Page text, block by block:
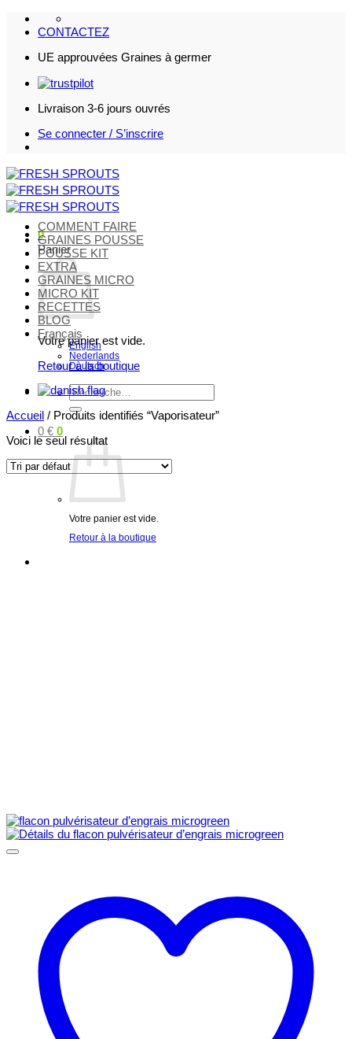
Passer
CONTACTEZ
UE approuvées Graines à germer
Livraison 3-6 jours ouvrés
Se connecter / S’inscrire
0
Panier
Votre panier est vide.
Retour à la boutique
Recherche
pour :
0 € 0
Votre panier est vide.
Retour à la boutique
COMMENT FAIRE
GRAINES POUSSE
POUSSE KIT
EXTRA
GRAINES MICRO
MICRO KIT
RECETTES
BLOG
Français
English
Nederlands
Deutsch
Accueil / Produits identifiés “Vaporisateur”
Voici le seul résultat